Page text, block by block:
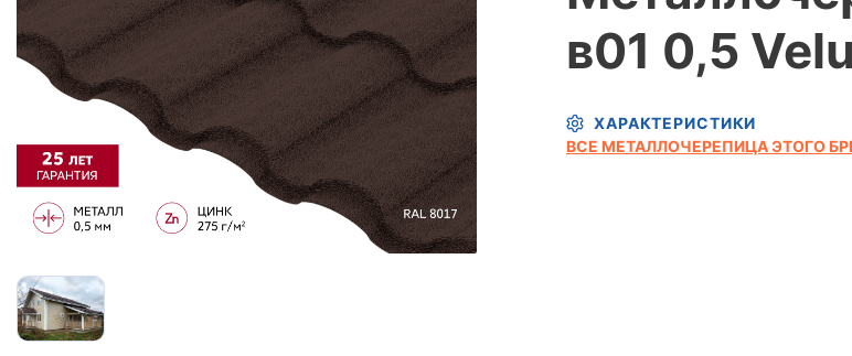
Кирпич
Плиты перекрытия
Сопутствующие товары
Тротуарная плитка
Сайдинг
Металлочерепица
Мягкая кровля
в01 0,5
ХАРАКТЕРИСТИКИ
ВСЕ МЕТАЛЛОЧЕРЕПИЦА ЭТОГО